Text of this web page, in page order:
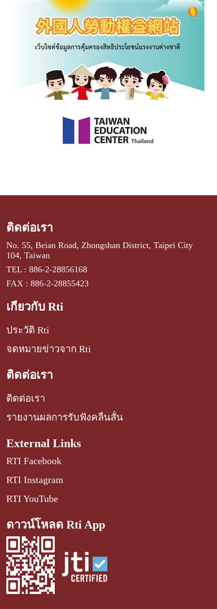
ติดต่อเรา
No. 55, Beian Road, Zhongshan District, Taipei City
104, Taiwan
TEL : 886-2-28856168
FAX : 886-2-28855423
เกี่ยวกับ Rti
ประวัติ Rti
จดหมายข่าวจาก Rti
ติดต่อเรา
ติดต่อเรา
รายงานผลการรับฟังคลื่นสั้น
External Links
RTI Facebook
RTI Instagram
RTI YouTube
ดาวน์โหลด Rti App